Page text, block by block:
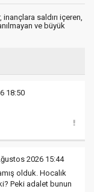
saldırı içeren,
ve büyük
18:50
2026 15:44
olduk. Hocalık
Peki adalet bunun